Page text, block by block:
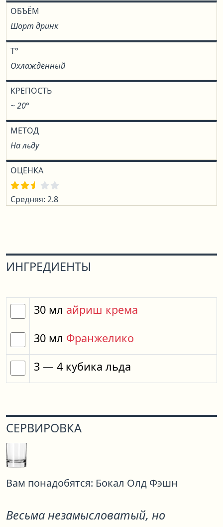
ОБЪЁМ
Шорт дринк
T°
Охлаждённый
КРЕПОСТЬ
~ 20°
МЕТОД
На льду
ОЦЕНКА
Средняя: 2.8
ИНГРЕДИЕНТЫ
30 мл айриш крема
30 мл Франжелико
3 — 4 кубика льда
СЕРВИРОВКА
Вам понадобятся: Бокал Олд Фэшн
Весьма незамысловатый, но